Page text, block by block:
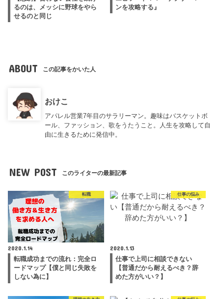
るのは、メッシに野球をやら
せるのと同じ
ンを攻略する』
ABOUT この記事をかいた人
おけこ
アパレル営業7年目のサラリーマン。趣味はバスケットボ
ール、ファッション、歌をうたうこと。人生を攻略して自
由に生きるために発信中。
NEW POST このライターの最新記事
転職
2020.1.14
転職成功までの流れ：完全ロ
ードマップ【僕と同じ失敗を
しない為に】
仕事の悩み
2020.1.13
仕事で上司に相談できない
【普通だから耐えるべき？辞
めた方がいい？】